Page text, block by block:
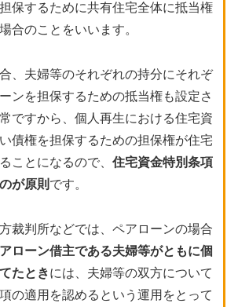
保するために共有住宅全体に抵当権
合のことをいいます。
、夫婦等のそれぞれの持分にそれぞ
ンを担保するための抵当権も設定さ
ですから、個人再生における住宅資
債権を担保するための担保権が住宅
ことになるので、 住宅資金特別条項
が原則 です。
裁判所などでは、ペアローンの場合
ローン借主である夫婦等がともに個
たときには、夫婦等の双方について
の適用を認めるという運用をとって